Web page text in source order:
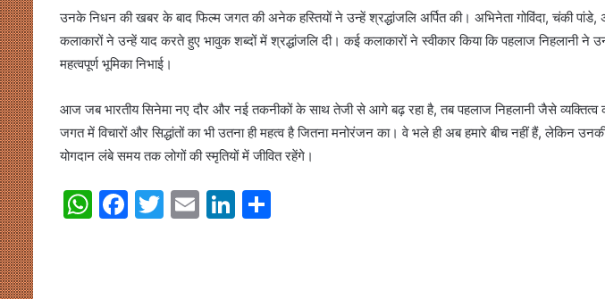
उनके निधन की खबर के बाद फिल्म जगत की अनेक हस्तियों ने उन्हें श्रद्धांजलि अर्पित की। अभिनेता गोविंदा, चंकी
कलाकारों ने उन्हें याद करते हुए भावुक शब्दों में श्रद्धांजलि दी। कई कलाकारों ने स्वीकार किया कि पहलाज निहलानी ने
महत्वपूर्ण भूमिका निभाई।
आज जब भारतीय सिनेमा नए दौर और नई तकनीकों के साथ तेजी से आगे बढ़ रहा है, तब पहलाज निहलानी जैसे व्यक्तित्व
जगत में विचारों और सिद्धांतों का भी उतना ही महत्व है जितना मनोरंजन का। वे भले ही अब हमारे बीच नहीं हैं, लेकिन
योगदान लंबे समय तक लोगों की स्मृतियों में जीवित रहेंगे।
W F
T
E
Li